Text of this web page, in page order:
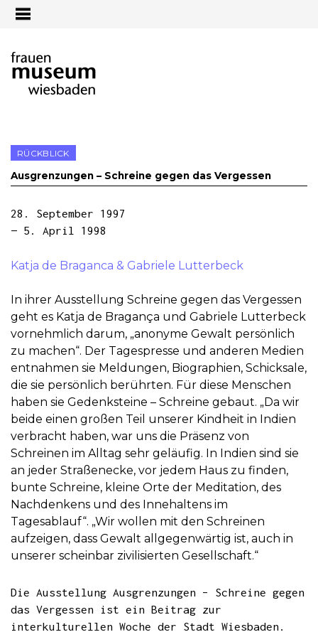
RÜCKBLICK
Ausgrenzungen – Schreine gegen das Vergessen
28. September 1997
— 5. April 1998
Katja de Braganca & Gabriele Lutterbeck
In ihrer Ausstellung Schreine gegen das Vergessen
geht es Katja de Bragança und Gabriele Lutterbeck
vornehmlich darum, „anonyme Gewalt persönlich
zu machen“. Der Tagespresse und anderen Medien
entnahmen sie Meldungen, Biographien, Schicksale,
die sie persönlich berührten. Für diese Menschen
haben sie Gedenksteine – Schreine gebaut. „Da wir
beide einen großen Teil unserer Kindheit in Indien
verbracht haben, war uns die Präsenz von
Schreinen im Alltag sehr geläufig. In Indien sind sie
an jeder Straßenecke, vor jedem Haus zu finden,
bunte Schreine, kleine Orte der Meditation, des
Nachdenkens und des Innehaltens im
Tagesablauf“. „Wir wollen mit den Schreinen
aufzeigen, dass Gewalt allgegenwärtig ist, auch in
unserer scheinbar zivilisierten Gesellschaft.“
Die Ausstellung Ausgrenzungen – Schreine gegen
das Vergessen ist ein Beitrag zur
interkulturellen Woche der Stadt Wiesbaden.